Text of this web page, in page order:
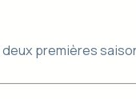
premières